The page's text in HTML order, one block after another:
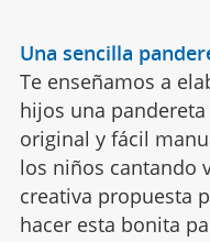
Una sencilla
Te enseñamos a
hijos una
original y fácil
los niños cantando
creativa propuesta
hacer esta bonita